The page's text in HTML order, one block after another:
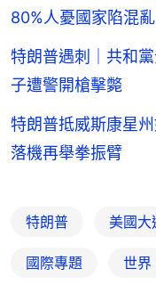
80%人憂國家陷混亂
特朗普遇刺｜共和
子遭警開槍擊斃
特朗普抵威斯康星
落機再舉拳振臂
特朗普 美國
國際專題 世界